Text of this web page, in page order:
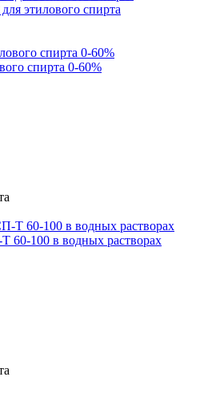
этилового спирта
спирта 0-60%
60-100 в водных растворах